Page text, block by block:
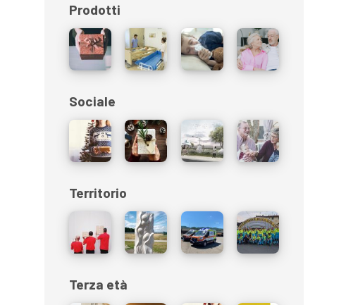
Prodotti
Sociale
Territorio
Terza età